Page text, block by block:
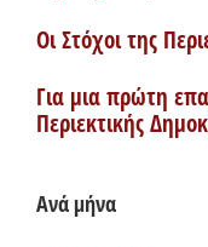
Οι Στόχοι της
Για μια πρώτη
Περιεκτικής
Ανά μήνα